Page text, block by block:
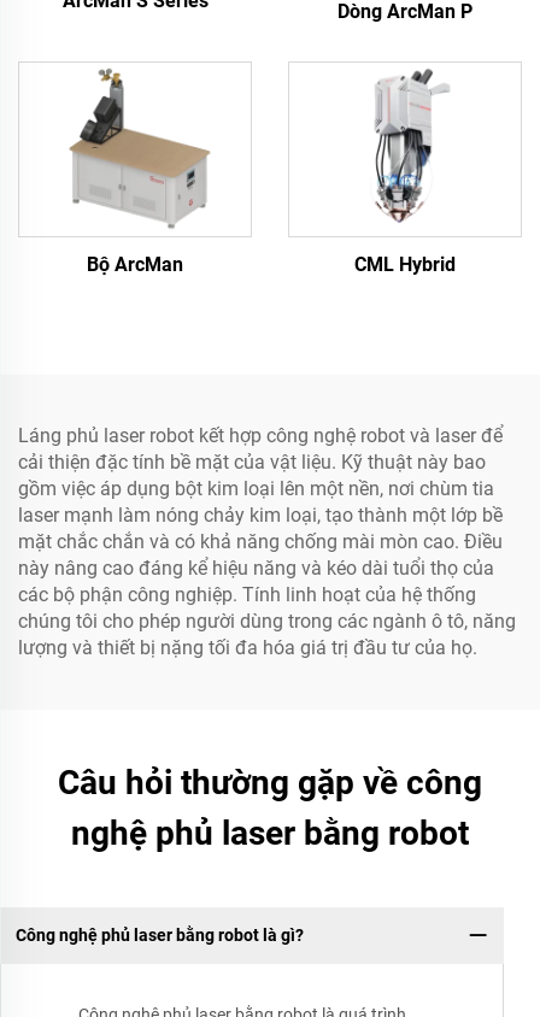
Dòng ArcMan P
Bộ ArcMan CML Hybrid
Láng phủ laser robot kết hợp công nghệ robot và laser để
cải thiện đặc tính bề mặt của vật liệu. Kỹ thuật này bao
gồm việc áp dụng bột kim loại lên một nền, nơi chùm tia
laser mạnh làm nóng chảy kim loại, tạo thành một lớp bề
mặt chắc chắn và có khả năng chống mài mòn cao. Điều
này nâng cao đáng kể hiệu năng và kéo dài tuổi thọ của
các bộ phận công nghiệp. Tính linh hoạt của hệ thống
chúng tôi cho phép người dùng trong các ngành ô tô, năng
lượng và thiết bị nặng tối đa hóa giá trị đầu tư của họ.
Câu hỏi thường gặp về công
nghệ phủ laser bằng robot
Công nghệ phủ laser bằng robot là gì?